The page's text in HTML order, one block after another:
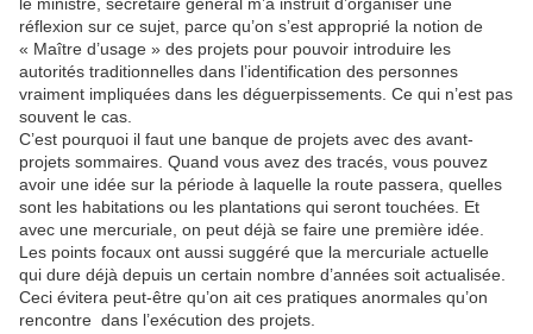
réflexion sur ce sujet, parce qu’on s’est approprié la notion de
« Maître d’usage » des projets pour pouvoir introduire les
autorités traditionnelles dans l’identification des personnes
vraiment impliquées dans les déguerpissements. Ce qui n’est pas
souvent le cas.
C’est pourquoi il faut une banque de projets avec des avant-
projets sommaires. Quand vous avez des tracés, vous pouvez
avoir une idée sur la période à laquelle la route passera, quelles
sont les habitations ou les plantations qui seront touchées. Et
avec une mercuriale, on peut déjà se faire une première idée.
Les points focaux ont aussi suggéré que la mercuriale actuelle
qui dure déjà depuis un certain nombre d’années soit actualisée.
Ceci évitera peut-être qu’on ait ces pratiques anormales qu’on
rencontre dans l’exécution des projets.